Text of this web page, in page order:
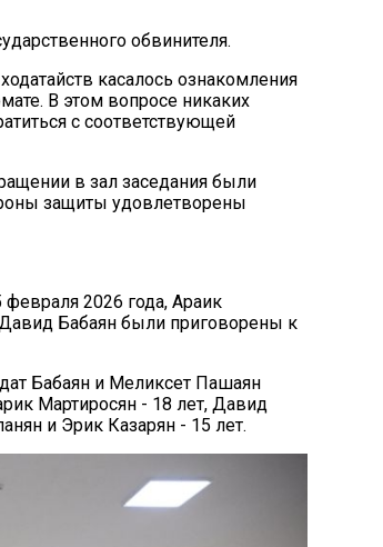
обвинителя.
касалось ознакомления
В этом вопросе никаких
с соответствующей
в зал заседания были
защиты удовлетворены
февраля 2026 года, Араик
Бабаян были приговорены к
Бабаян и Меликсет Пашаян
Мартиросян - 18 лет, Давид
и Эрик Казарян - 15 лет.